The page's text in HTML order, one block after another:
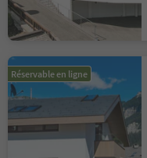
Réservable en ligne